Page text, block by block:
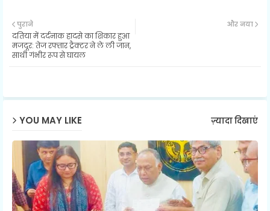
ter
और नया
पुराने
दतिया में दर्दनाक हादसे का शिकार हुआ
मजदूर: तेज रफ्तार ट्रैक्टर ने ले ली जान,
साथी गंभीर रूप से घायल
YOU MAY LIKE ज़्यादा दिखाएं